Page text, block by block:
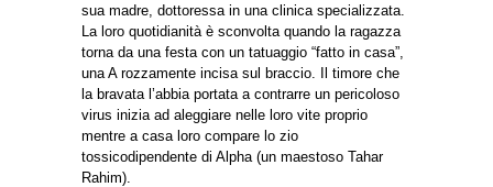
sua madre, dottoressa in una clinica specializzata.
La loro quotidianità è sconvolta quando la ragazza
torna da una festa con un tatuaggio “fatto in casa”,
una A rozzamente incisa sul braccio. Il timore che
la bravata l’abbia portata a contrarre un pericoloso
virus inizia ad aleggiare nelle loro vite proprio
mentre a casa loro compare lo zio
tossicodipendente di Alpha (un maestoso Tahar
Rahim).